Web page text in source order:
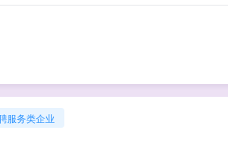
服务类企业